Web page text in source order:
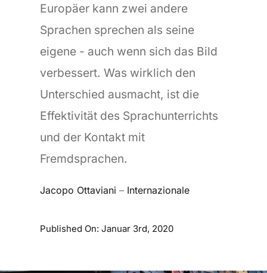
Europäer kann zwei andere
Sprachen sprechen als seine
eigene - auch wenn sich das Bild
verbessert. Was wirklich den
Unterschied ausmacht, ist die
Effektivität des Sprachunterrichts
und der Kontakt mit
Fremdsprachen.
Jacopo Ottaviani – Internazionale
Published On: Januar 3rd, 2020